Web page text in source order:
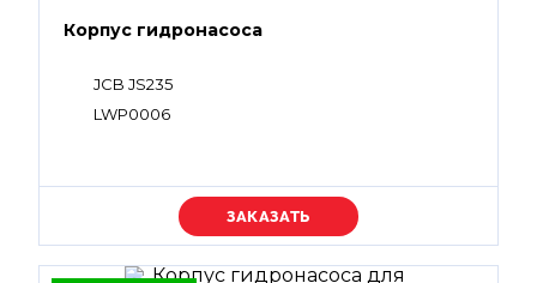
Корпус гидронасоса
JCB JS235
LWP0006
Уточняйте цену